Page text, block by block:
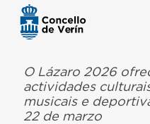
O Lázaro 2026
actividades
musicais e
22 de marzo